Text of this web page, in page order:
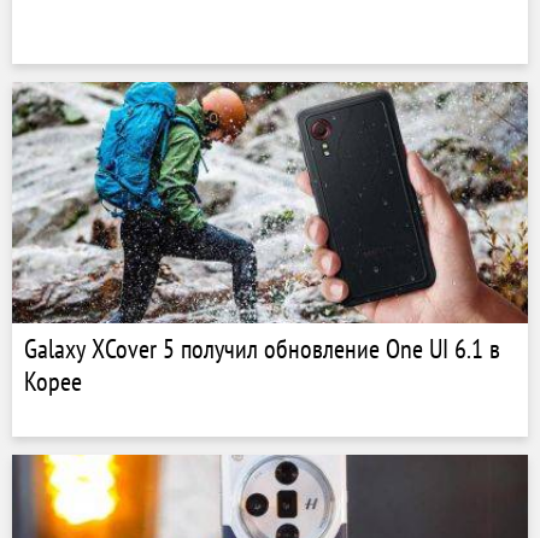
Galaxy XCover 5 получил обновление One UI 6.1 в
Корее